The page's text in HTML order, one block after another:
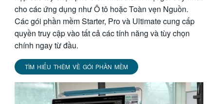
cho các ứng dụng như Ô tô hoặc Toàn vẹn Nguồn.
Các gói phần mềm Starter, Pro và Ultimate cung cấp
quyền truy cập vào tất cả các tính năng và tùy chọn
chính ngay từ đầu.
TÌM HIỂU THÊM VỀ GÓI PHẦN MỀM